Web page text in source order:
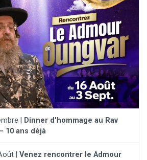
|
Dinner d'hommage au Rav
10 ans déjà
| Venez rencontrer le Admour